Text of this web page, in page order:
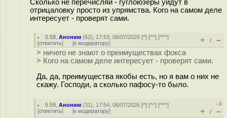
Сколько не перечисляй - гуглоюзеры уйдут в
отрицаловку просто из упрямства. Кого на самом деле
интересует - проверят сами.
5.58 ,Аноним (62), 17:53, 06/07/2026 [^] [^^] [^^^]
[ответить] [к модератору] + / –
> ничего не знают о преимуществах фокса
> Кого на самом деле интересует - проверят сами.
Да, да, преимущества якобы есть, но я вам о них не
скажу. Господи, а сколько пафосу-то было.
5.59 ,Аноним (31), 17:54, 06/07/2026 [^] [^^] [^^^]
[ответить] [к модератору]
–1
+ / –